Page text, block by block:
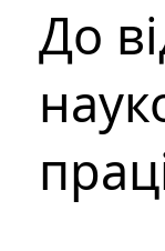
До